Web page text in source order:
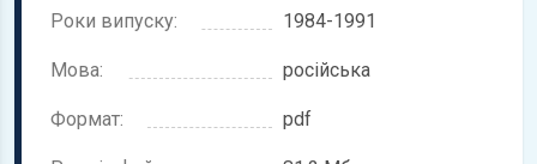
Роки випуску: 1984-1991
Мова: російська
Формат: pdf